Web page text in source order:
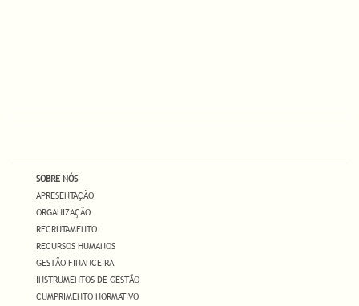
SOBRE NÓS
APRESENTAÇÃO
ORGANIZAÇÃO
RECRUTAMENTO
RECURSOS HUMANOS
GESTÃO FINANCEIRA
INSTRUMENTOS DE GESTÃO
CUMPRIMENTO NORMATIVO